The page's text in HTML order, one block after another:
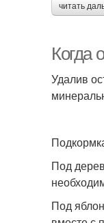
читать
Когда
Удалив
Под
Под